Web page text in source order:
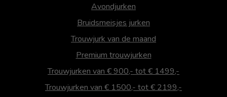
Avondjurken
Bruidsmeisjes jurken
Trouwjurk van de maand
Premium trouwjurken
Trouwjurken van € 900,- tot € 1499,-
Trouwjurken van € 1500,- tot € 2199,-